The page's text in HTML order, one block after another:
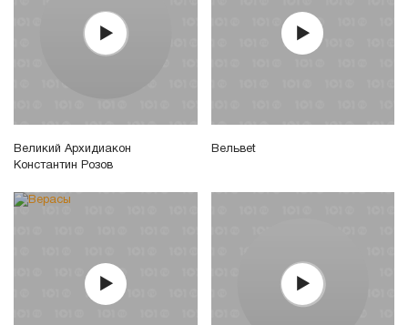
Великий Архидиакон
Константин Розов
Вельвеt